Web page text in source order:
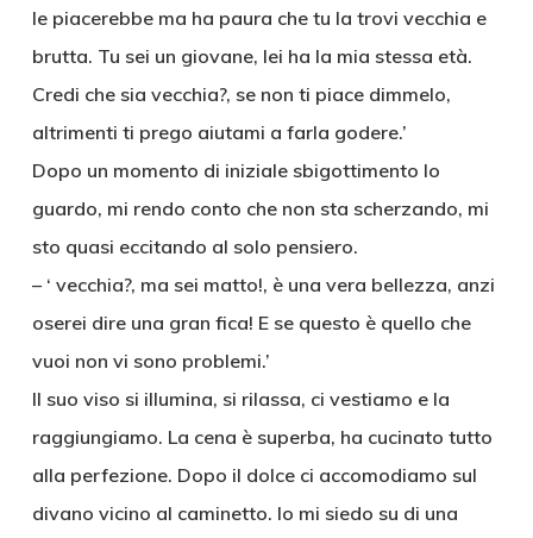
le piacerebbe ma ha paura che tu la trovi vecchia e
brutta. Tu sei un giovane, lei ha la mia stessa età.
Credi che sia vecchia?, se non ti piace dimmelo,
altrimenti ti prego aiutami a farla godere.’
Dopo un momento di iniziale sbigottimento lo
guardo, mi rendo conto che non sta scherzando, mi
sto quasi eccitando al solo pensiero.
– ‘ vecchia?, ma sei matto!, è una vera bellezza, anzi
oserei dire una gran fica! E se questo è quello che
vuoi non vi sono problemi.’
Il suo viso si illumina, si rilassa, ci vestiamo e la
raggiungiamo. La cena è superba, ha cucinato tutto
alla perfezione. Dopo il dolce ci accomodiamo sul
divano vicino al caminetto. Io mi siedo su di una